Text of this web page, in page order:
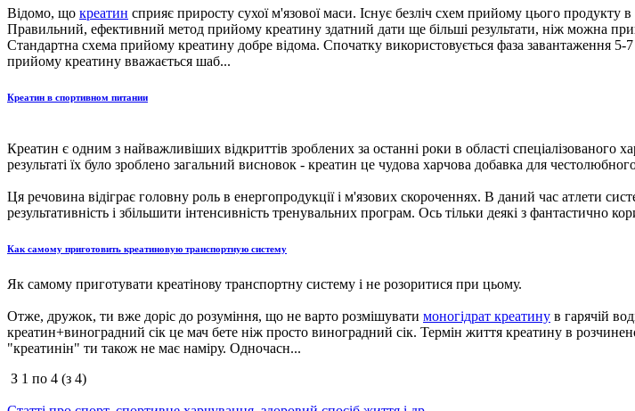
Відомо, що креатин сприяє приросту сухої м'язової маси. Існує безліч схем прийому цього продукту
Правильний, ефективний метод прийому креатину здатний дати ще більші результати, ніж можна
Стандартна схема прийому креатину добре відома. Спочатку використовується фаза завантаження
прийому креатину вважається шаб...
Креатин в спортивном питании
Креатин є одним з найважливіших відкриттів зроблених за останні роки в області
результаті їх було зроблено загальний висновок - креатин це чудова харчова добавка для
Ця речовина відіграє головну роль в енергопродукції і м'язових скороченнях. В даний час атлети
результативність і збільшити інтенсивність тренувальних програм. Ось тільки деякі з фантастично
Как самому приготовить креатиновую транспортную систему
Як самому приготувати креатінову транспортну систему і не розоритися при цьому.
Отже, дружок, ти вже доріс до розуміння, що не варто розмішувати моногідрат креатину в гарячій
креатин+виноградний сік це мач бете ніж просто виноградний сік. Термін життя креатину в
"креатинін" ти також не має наміру. Одночасн...
З 1 по 4 (з 4)